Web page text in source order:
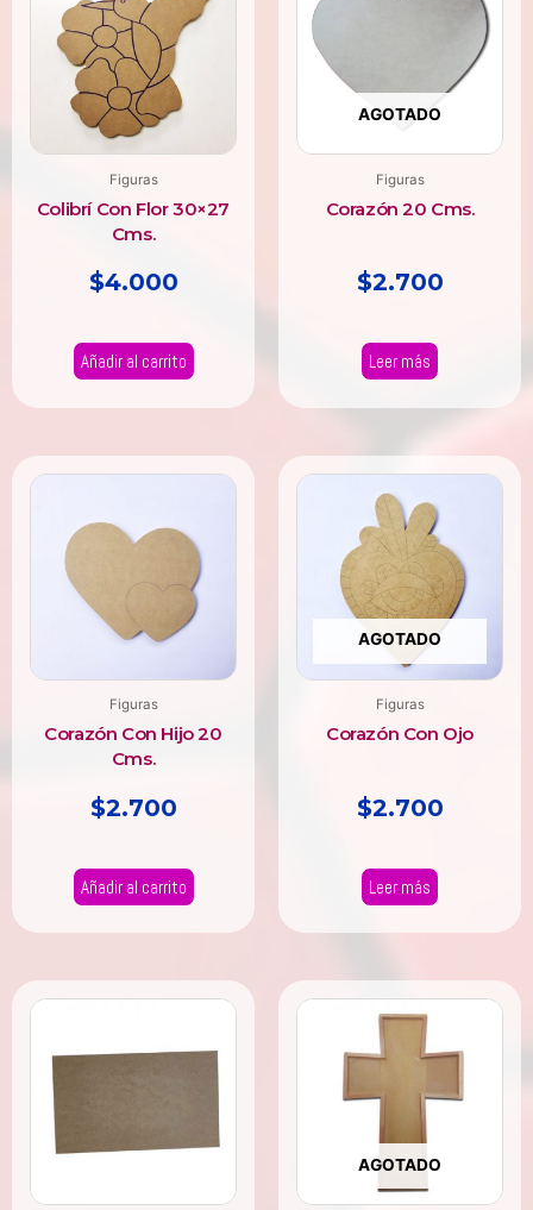
Figuras
Colibrí Con Flor 30×27
Cms.
$4.000
Añadir al carrito
AGOTADO
Figuras
Corazón 20 Cms.
$2.700
Leer más
Figuras
Corazón Con Hijo 20
Cms.
$2.700
Añadir al carrito
AGOTADO
Figuras
Corazón Con Ojo
$2.700
Leer más
Rango
Este
múltiples
opciones
pueden
AGOTADO